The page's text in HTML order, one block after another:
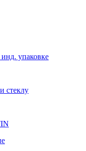
упаковке
стеклу